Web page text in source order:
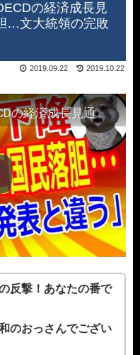
の経済成長見
…文大統領の完敗
2019.10.22
2019.09.22
実際は韓国だけが下降？OECDの経済成長見通し下方修正に国民は落胆…文大統領の完敗だな
反撃！あなたの番で
のおっさんでござい